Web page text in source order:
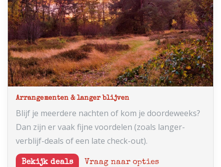
Arrangementen & langer blijven
Blijf je meerdere nachten of kom je doordeweeks?
Dan zijn er vaak fijne voordelen (zoals langer-
verblijf-deals of een late check-out).
Bekijk deals Vraag naar opties